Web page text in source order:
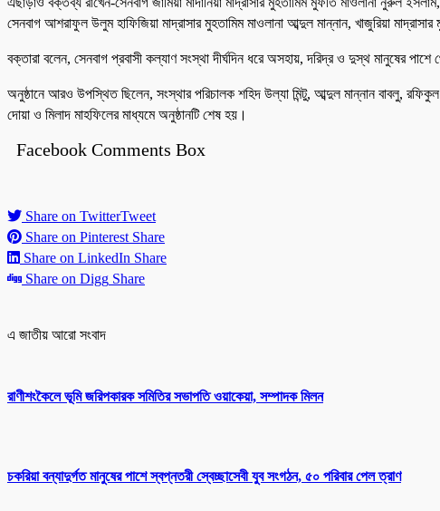
সেনবাগ আশরাফুল উলুম হাফিজিয়া মাদ্রাসার মুহতামিম মাওলানা আব্দুল মান্নান, খাজুরিয়া
বক্তারা বলেন, সেনবাগ প্রবাসী কল্যাণ সংস্থা দীর্ঘদিন ধরে অসহায়, দরিদ্র ও দুস্থ মানুষের
অনুষ্ঠানে আরও উপস্থিত ছিলেন, সংস্থার পরিচালক শহিদ উল্যা মিন্টু, আব্দুল মান্নান বাবলু,
দোয়া ও মিলাদ মাহফিলের মাধ্যমে অনুষ্ঠানটি শেষ হয়।
Facebook Comments Box
Share on TwitterTweet
Share on Pinterest Share
Share on LinkedIn Share
Share on Digg Share
এ জাতীয় আরো সংবাদ
রাণীশংকৈলে ভূমি জরিপকারক সমিতির সভাপতি ওয়াকেয়া, সম্পাদক মিলন
চকরিয়া বন্যাদুর্গত মানুষের পাশে স্বপ্নতরী স্বেচ্ছাসেবী যুব সংগঠন, ৫০ পরিবার পেল ত্রাণ